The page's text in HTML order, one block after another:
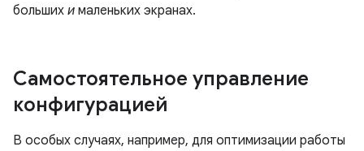
больших и маленьких экранах.
Самостоятельное управление
конфигурацией
В особых случаях, например, для оптимизации работы